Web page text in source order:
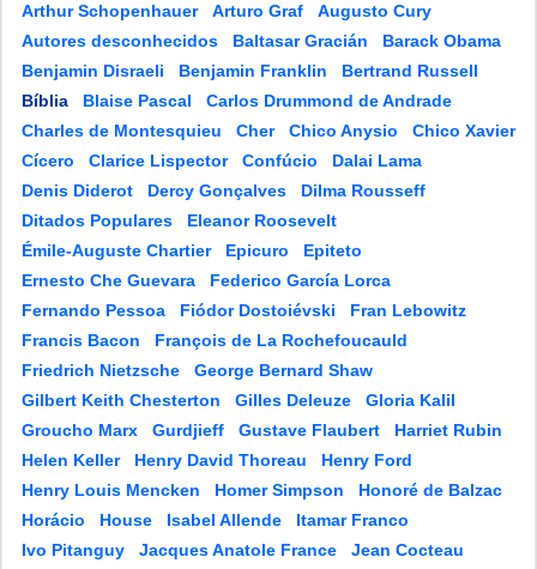
Arthur Schopenhauer
Arturo Graf
Augusto Cury
Autores desconhecidos
Baltasar Gracián
Barack Obama
Benjamin Disraeli
Benjamin Franklin
Bertrand Russell
Bíblia
Blaise Pascal
Carlos Drummond de Andrade
Charles de Montesquieu
Cher Chico Anysio
Chico Xavier
Cícero
Clarice Lispector Confúcio
Dalai Lama
Denis Diderot
Dercy Gonçalves
Dilma Rousseff
Ditados Populares
Eleanor Roosevelt
Émile-Auguste Chartier
Epicuro
Epiteto
Ernesto Che Guevara
Federico García Lorca
Fernando Pessoa
Fiódor Dostoiévski
Fran Lebowitz
Francis Bacon
François de La Rochefoucauld
Friedrich Nietzsche
George Bernard Shaw
Gilbert Keith Chesterton
Gilles Deleuze
Gloria Kalil
Groucho Marx
Gurdjieff Gustave Flaubert
Harriet Rubin
Helen Keller
Henry David Thoreau
Henry Ford
Henry Louis Mencken
Homer Simpson
Honoré de Balzac
Horácio
House Isabel Allende
Itamar Franco
Ivo Pitanguy
Jacques Anatole France
Jean Cocteau